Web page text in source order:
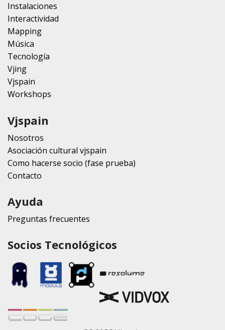
Instalaciones
Interactividad
Mapping
Música
Tecnología
Vjing
Vjspain
Workshops
Vjspain
Nosotros
Asociación cultural vjspain
Como hacerse socio (fase prueba)
Contacto
Ayuda
Preguntas frecuentes
Socios Tecnológicos